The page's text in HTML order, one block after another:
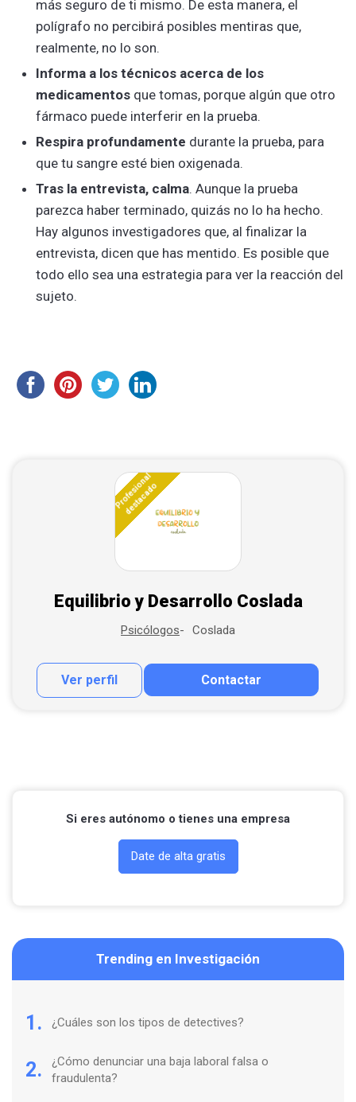
más seguro de ti mismo. De esta manera, el
polígrafo no percibirá posibles mentiras que,
realmente, no lo son.
Informa a los técnicos acerca de los
medicamentos que tomas, porque algún que otro
fármaco puede interferir en la prueba.
Respira profundamente durante la prueba, para
que tu sangre esté bien oxigenada.
Tras la entrevista, calma. Aunque la prueba
parezca haber terminado, quizás no lo ha hecho.
Hay algunos investigadores que, al finalizar la
entrevista, dicen que has mentido. Es posible que
todo ello sea una estrategia para ver la reacción del
sujeto.
Profesional
destacado
Equilibrio y Desarrollo Coslada
Psicólogos Coslada
Ver perfil Contactar
Contactar por correo
Si eres autónomo o tienes una empresa
Date de alta gratis
Trending en Investigación
1. ¿Cuáles son los tipos de detectives?
2.
¿Cómo denunciar una baja laboral falsa o
fraudulenta?